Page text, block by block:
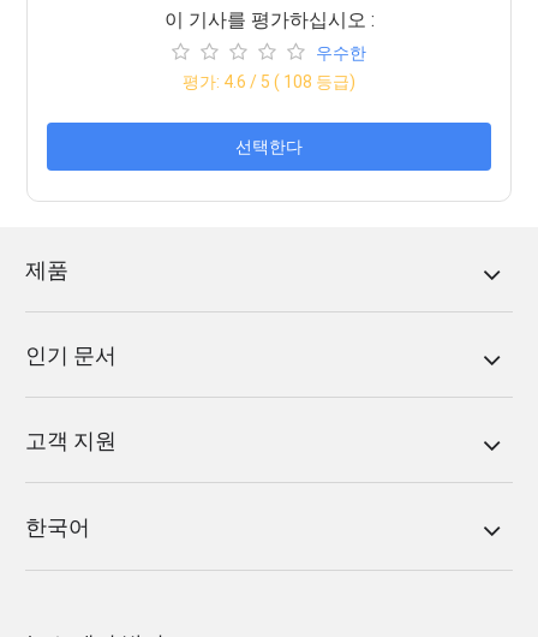
이 기사를 평가하십시오 :
우수한
평가: 4.6 / 5 ( 108 등급)
선택한다
제품
인기 문서
고객 지원
한국어